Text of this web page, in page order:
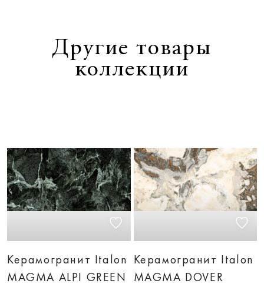
Другие товары
коллекции
Керамогранит Italon
MAGMA ALPI GREEN
Керамогранит Italon
MAGMA DOVER